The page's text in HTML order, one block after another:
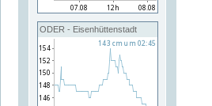
ODER - Eisenhüttenstadt